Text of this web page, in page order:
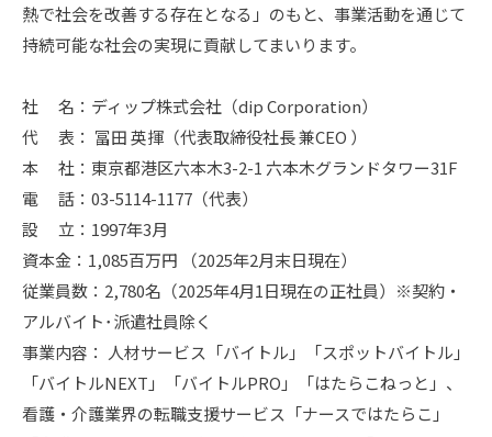
熱で社会を改善する存在となる」のもと、事業活動を通じて
持続可能な社会の実現に貢献してまいります。
社 名：ディップ株式会社（dip Corporation）
代 表： 冨田 英揮（代表取締役社長 兼CEO ）
本 社：東京都港区六本木3-2-1 六本木グランドタワー31F
電 話：03-5114-1177（代表）
設 立：1997年3月
資本金：1,085百万円 （2025年2月末日現在）
従業員数：2,780名（2025年4月1日現在の正社員）※契約・
アルバイト･派遣社員除く
事業内容： 人材サービス「バイトル」「スポットバイトル」
「バイトルNEXT」「バイトルPRO」「はたらこねっと」、
看護・介護業界の転職支援サービス「ナースではたらこ」